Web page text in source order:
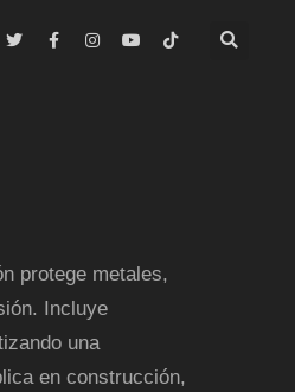
protege metales,
Incluye
una
en construcción,